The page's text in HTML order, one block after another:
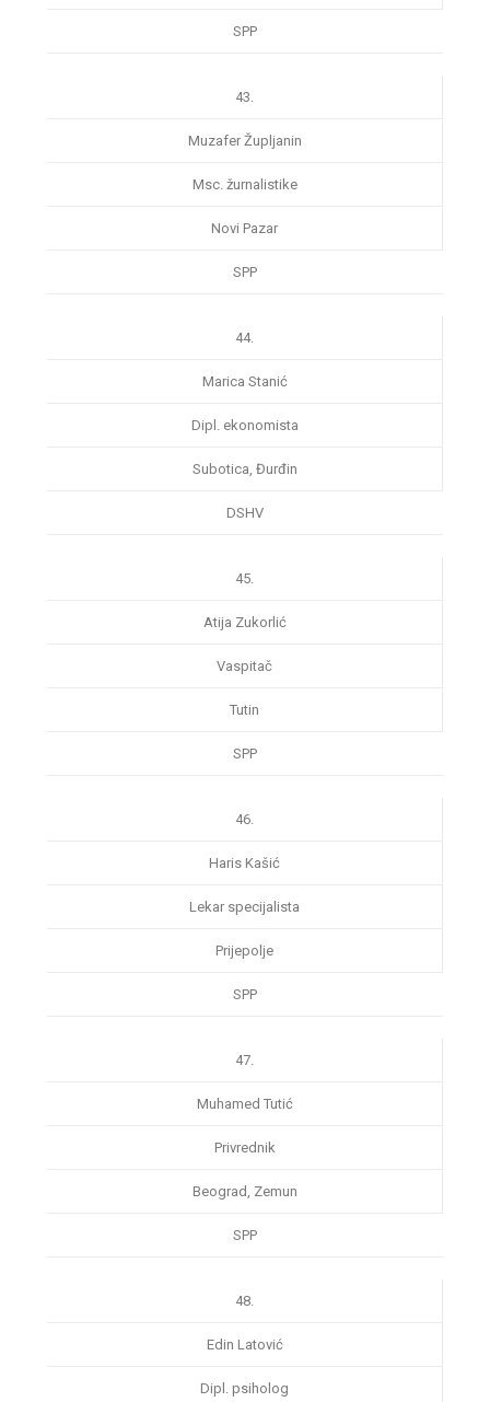
SPP
43.
Muzafer Župljanin
Msc. žurnalistike
Novi Pazar
SPP
44.
Marica Stanić
Dipl. ekonomista
Subotica, Đurđin
DSHV
45.
Atija Zukorlić
Vaspitač
Tutin
SPP
46.
Haris Kašić
Lekar specijalista
Prijepolje
SPP
47.
Muhamed Tutić
Privrednik
Beograd, Zemun
SPP
48.
Edin Latović
Dipl. psiholog